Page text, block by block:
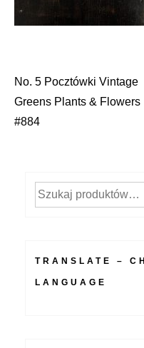
Nawigacja
wpisu
No. 5 Pocztówki Vintage
Greens Plants & Flowers
#884
Szukaj:
TRANSLATE –
LANGUAGE